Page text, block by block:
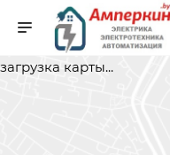
загрузка карты...